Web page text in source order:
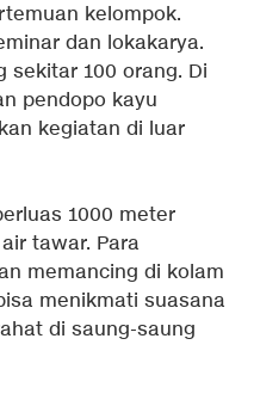
kelompok.
dan lokakarya.
sekitar 100 orang. Di
pendopo kayu
kegiatan di luar
1000 meter
tawar. Para
memancing di kolam
menikmati suasana
di saung-saung